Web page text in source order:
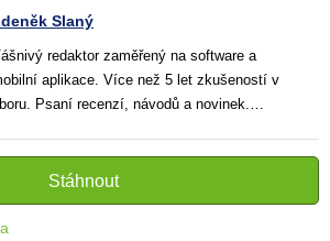
Slaný
redaktor zaměřený na software a
aplikace. Více než 5 let zkušeností v
Psaní recenzí, návodů a novinek.
čtenářům lépe porozumět a využít
moderní technologie.
Stáhnout